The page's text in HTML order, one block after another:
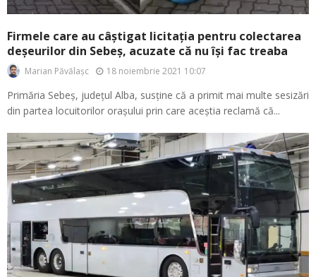
Firmele care au câștigat licitația pentru colectarea
deșeurilor din Sebeș, acuzate că nu își fac treaba
Marian Păvălașc 18 noiembrie 2021 10:07
Primăria Sebeș, județul Alba, susține că a primit mai multe sesizări
din partea locuitorilor orașului prin care aceștia reclamă că...